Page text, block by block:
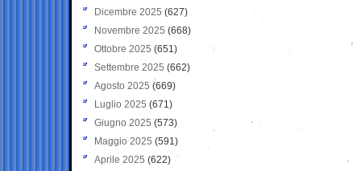
Dicembre 2025 (627)
Novembre 2025 (668)
Ottobre 2025 (651)
Settembre 2025 (662)
Agosto 2025 (669)
Luglio 2025 (671)
Giugno 2025 (573)
Maggio 2025 (591)
Aprile 2025 (622)